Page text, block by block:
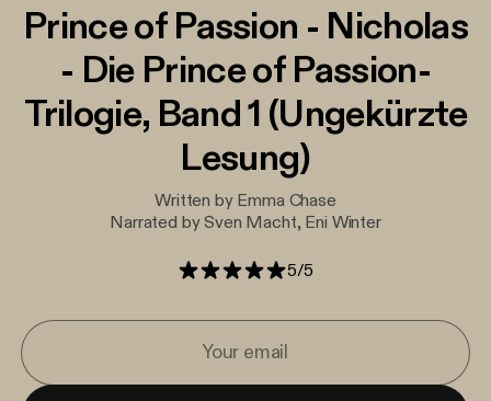
Prince of Passion - Nicholas
- Die Prince of Passion-
Trilogie, Band 1 (Ungekürzte
Lesung)
Written by Emma Chase
Narrated by Sven Macht, Eni Winter
5/5